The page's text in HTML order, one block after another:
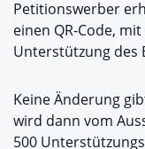
Petitionswerber
einen QR-Code,
Unterstützung des
Keine Änderung
wird dann vom
500